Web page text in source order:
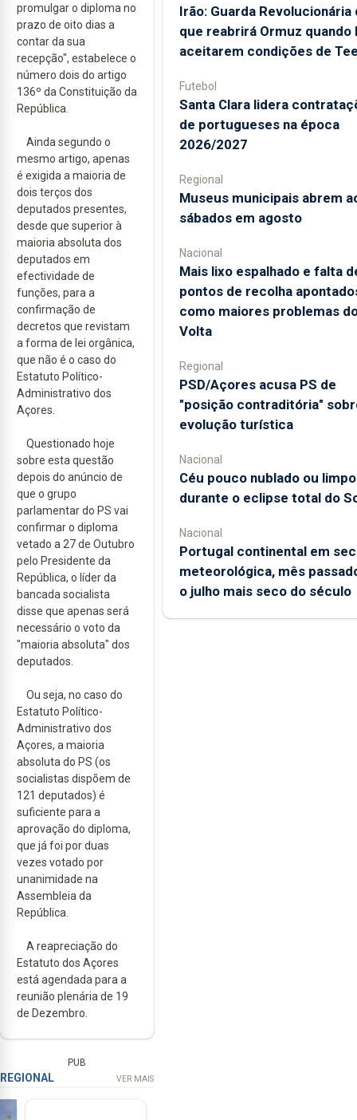
promulgar o diploma no
prazo de oito dias a
contar da sua
recepção", estabelece o
número dois do artigo
136º da Constituição da
República.
Ainda segundo o
mesmo artigo, apenas
é exigida a maioria de
dois terços dos
deputados presentes,
desde que superior à
maioria absoluta dos
deputados em
efectividade de
funções, para a
confirmação de
decretos que revistam
a forma de lei orgânica,
que não é o caso do
Estatuto Político-
Administrativo dos
Açores.
Questionado hoje
sobre esta questão
depois do anúncio de
que o grupo
parlamentar do PS vai
confirmar o diploma
vetado a 27 de Outubro
pelo Presidente da
República, o líder da
bancada socialista
disse que apenas será
necessário o voto da
"maioria absoluta" dos
deputados.
Ou seja, no caso do
Estatuto Político-
Administrativo dos
Açores, a maioria
absoluta do PS (os
socialistas dispõem de
121 deputados) é
suficiente para a
aprovação do diploma,
que já foi por duas
vezes votado por
unanimidade na
Assembleia da
República.
A reapreciação do
Estatuto dos Açores
está agendada para a
reunião plenária de 19
de Dezembro.
PUB
REGIONAL VER MAIS
Irão: Guarda Revolucionária
que reabrirá Ormuz quando
aceitarem condições de
Futebol
Santa Clara lidera
de portugueses na época
2026/2027
Regional
Museus municipais abrem
sábados em agosto
Nacional
Mais lixo espalhado e falta
pontos de recolha
como maiores problemas
Volta
Regional
PSD/Açores acusa PS de
"posição contraditória"
evolução turística
Nacional
Céu pouco nublado ou limpo
durante o eclipse total do
Nacional
Portugal continental em
meteorológica, mês
o julho mais seco do século